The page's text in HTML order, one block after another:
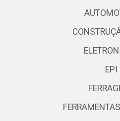
EPI